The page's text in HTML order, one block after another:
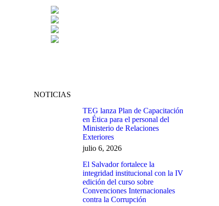
NOTICIAS
TEG lanza Plan de Capacitación
en Ética para el personal del
Ministerio de Relaciones
Exteriores
julio 6, 2026
El Salvador fortalece la
integridad institucional con la IV
edición del curso sobre
Convenciones Internacionales
contra la Corrupción